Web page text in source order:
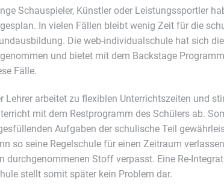
Schauspieler, Künstler oder Leistungssportler
In vielen Fällen bleibt wenig Zeit für die
Die web-individualschule hat sich
und bietet mit dem Backstage
Fälle.
Lehrer arbeitet zu flexiblen Unterrichtszeiten und
mit dem Restprogramm des Schülers ab.
Aufgaben der schulische Teil
so seine Regelschule für einen Zeitraum
durchgenommenen Stoff verpasst. Eine Re-
stellt somit später kein Problem dar.